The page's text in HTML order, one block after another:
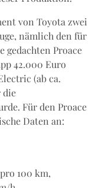
von Toyota zwei
nämlich den für
gedachten Proace
42.000 Euro
(ab ca.
die
Für den Proace
Daten an:
100 km,